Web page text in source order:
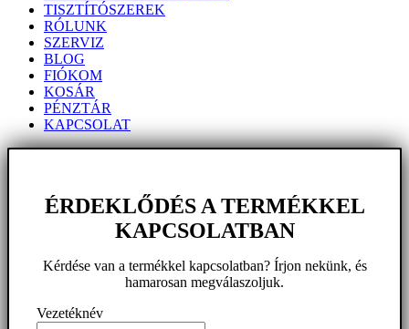
TISZTÍTÓSZEREK
RÓLUNK
SZERVIZ
BLOG
FIÓKOM
KOSÁR
PÉNZTÁR
KAPCSOLAT
ÉRDEKLŐDÉS A TERMÉKKEL
KAPCSOLATBAN
Kérdése van a termékkel kapcsolatban? Írjon nekünk, és
hamarosan megválaszoljuk.
Vezetéknév